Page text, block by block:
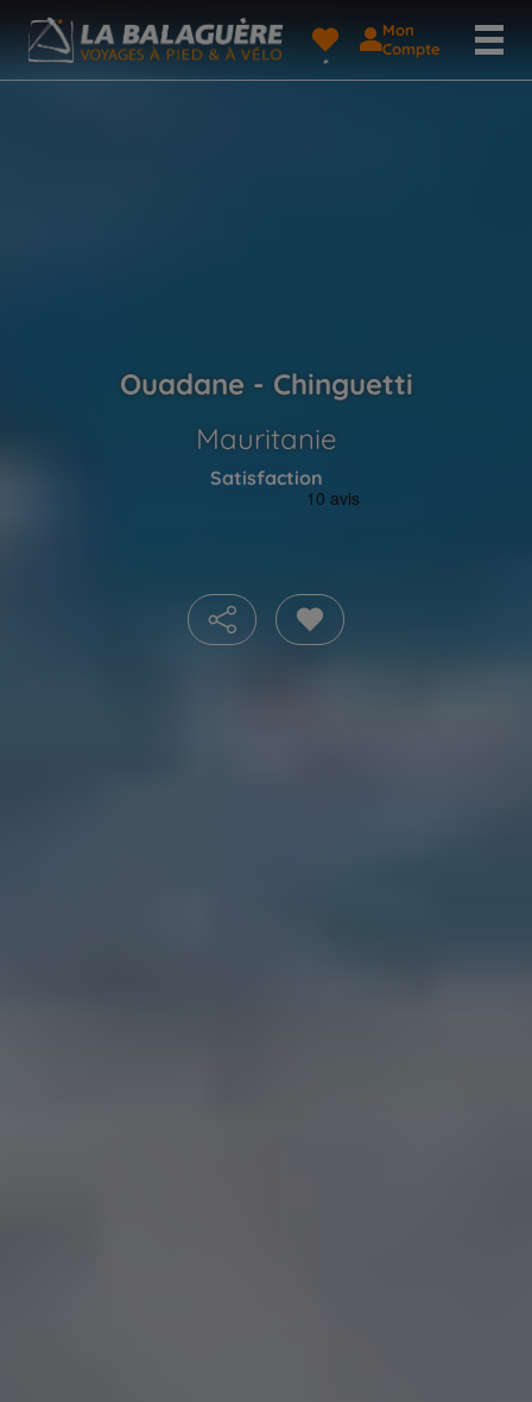
Mon
Compte
Ouadane - Chinguetti
Mauritanie
Satisfaction